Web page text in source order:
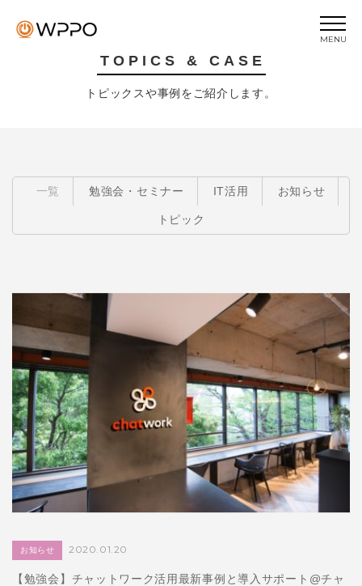
当協会について
セミナー
企業の方
お問い合わせ
MENU
TOPICS & CASE
トピックスや事例をご紹介します。
一覧 勉強会・セミナー IT活用 お知らせ
トピック
お知らせ 2020.01.20
【勉強会】チャットワーク活用最新事例と導入サポート@チャ